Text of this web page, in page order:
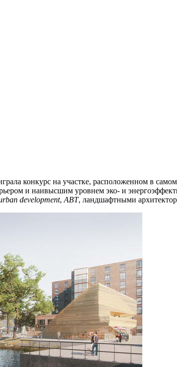
конкурс на участке, расположенном в
и наивысшим уровнем эко- и
development, ABT, ландшафтными